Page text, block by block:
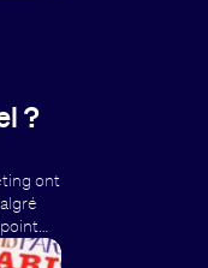
?
ont